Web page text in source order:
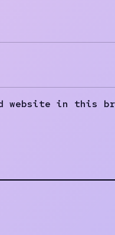
website in this